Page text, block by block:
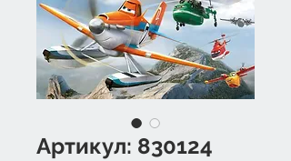
Артикул: 830124